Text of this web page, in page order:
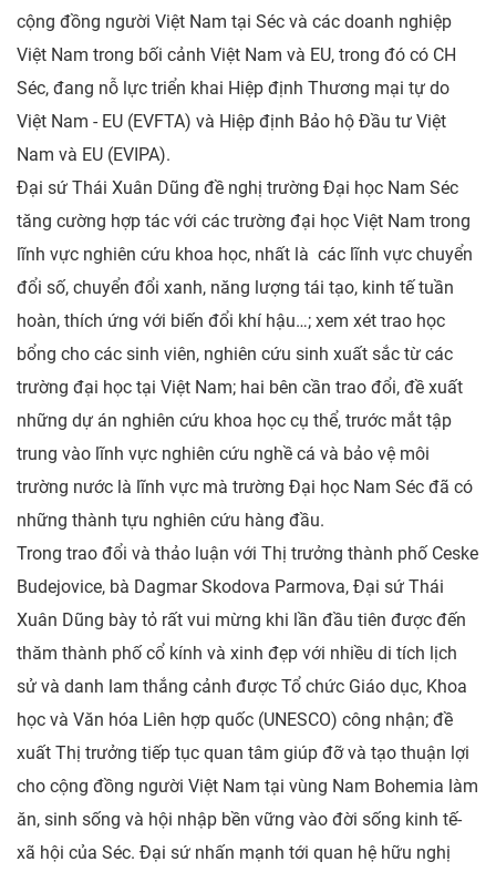
cộng đồng người Việt Nam tại Séc và các doanh nghiệp
Việt Nam trong bối cảnh Việt Nam và EU, trong đó có CH
Séc, đang nỗ lực triển khai Hiệp định Thương mại tự do
Việt Nam - EU (EVFTA) và Hiệp định Bảo hộ Đầu tư Việt
Nam và EU (EVIPA).
Đại sứ Thái Xuân Dũng đề nghị trường Đại học Nam Séc
tăng cường hợp tác với các trường đại học Việt Nam trong
lĩnh vực nghiên cứu khoa học, nhất là các lĩnh vực chuyển
đổi số, chuyển đổi xanh, năng lượng tái tạo, kinh tế tuần
hoàn, thích ứng với biến đổi khí hậu…; xem xét trao học
bổng cho các sinh viên, nghiên cứu sinh xuất sắc từ các
trường đại học tại Việt Nam; hai bên cần trao đổi, đề xuất
những dự án nghiên cứu khoa học cụ thể, trước mắt tập
trung vào lĩnh vực nghiên cứu nghề cá và bảo vệ môi
trường nước là lĩnh vực mà trường Đại học Nam Séc đã có
những thành tựu nghiên cứu hàng đầu.
Trong trao đổi và thảo luận với Thị trưởng thành phố Ceske
Budejovice, bà Dagmar Skodova Parmova, Đại sứ Thái
Xuân Dũng bày tỏ rất vui mừng khi lần đầu tiên được đến
thăm thành phố cổ kính và xinh đẹp với nhiều di tích lịch
sử và danh lam thắng cảnh được Tổ chức Giáo dục, Khoa
học và Văn hóa Liên hợp quốc (UNESCO) công nhận; đề
xuất Thị trưởng tiếp tục quan tâm giúp đỡ và tạo thuận lợi
cho cộng đồng người Việt Nam tại vùng Nam Bohemia làm
ăn, sinh sống và hội nhập bền vững vào đời sống kinh tế-
xã hội của Séc. Đại sứ nhấn mạnh tới quan hệ hữu nghị